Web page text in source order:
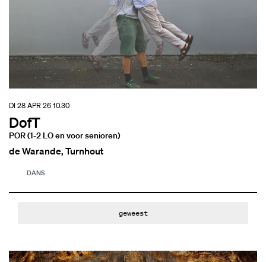
DofT
POR (1-2 LO en voor senioren)
DI 28 APR 2610.30
de Warande, Turnhout
DANS
geweest